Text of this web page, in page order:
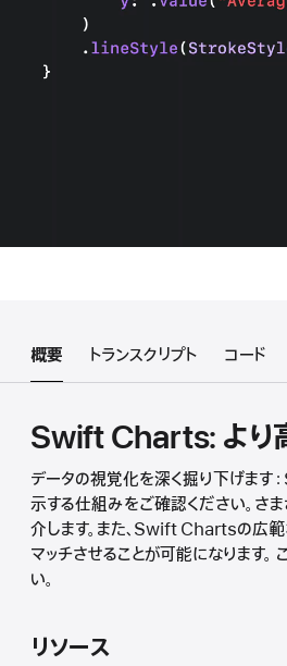
概要 トランスクリプト コード
Swift Charts: より
データの視覚化を深く掘り下げます
示する仕組みをご確認ください。さ
介します。また、Swift Chartsの広範
マッチさせることが可能になります
い。
リソース